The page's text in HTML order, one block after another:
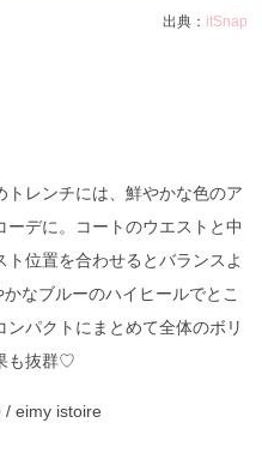
出典： itSnap
レンチには、鮮やかな色のア
デに。コートのウエストと中
位置を合わせるとバランスよ
なブルーのハイヒールでとこ
パクトにまとめて全体のボリ
も抜群♡
/ eimy istoire